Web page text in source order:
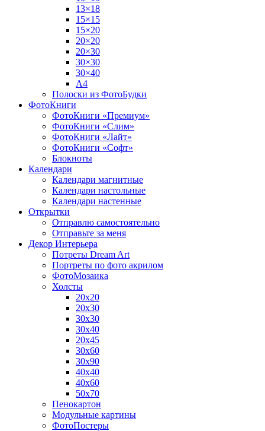
13×18
15×15
15×20
20×20
20×30
30×30
30×40
A4
Полоски из ФотоБудки
ФотоКниги
ФотоКниги «Премиум»
ФотоКниги «Слим»
ФотоКниги «Лайт»
ФотоКниги «Софт»
Блокноты
Календари
Календари магнитные
Календари настольные
Календари настенные
Открытки
Отправлю самостоятельно
Отправьте за меня
Декор Интерьера
Потреты Dream Art
Портреты по фото акрилом
ФотоМозаика
Холсты
20х20
20х30
30х30
30х40
20х45
30х60
30х90
40х40
40х60
50х70
Пенокартон
Модульные картины
ФотоПостеры